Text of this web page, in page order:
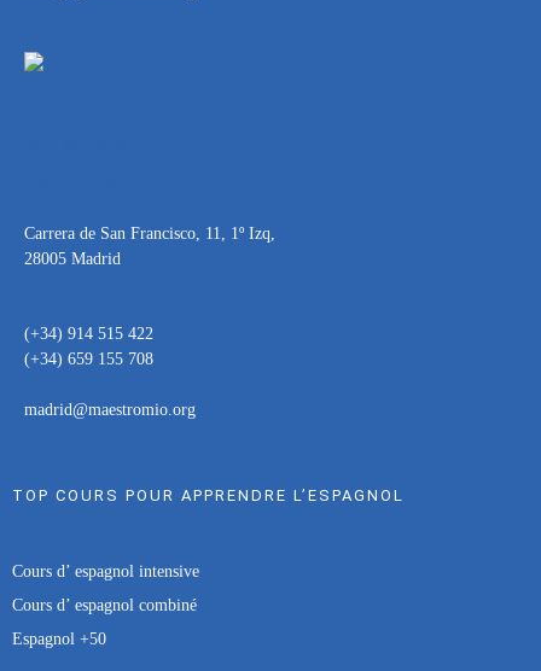
Carrera de San Francisco, 11, 1º Izq,
28005 Madrid
(+34) 914 515 422
(+34) 659 155 708
madrid@maestromio.org
TOP COURS POUR APPRENDRE L’ESPAGNOL
Cours d’ espagnol intensive
Cours d’ espagnol combiné
Espagnol +50